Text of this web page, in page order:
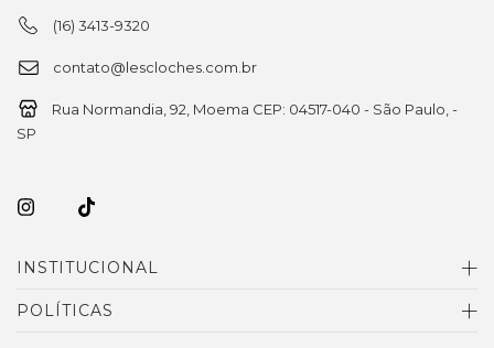
(16) 3413-9320
contato@lescloches.com.br
Rua Normandia, 92, Moema CEP: 04517-040 - São Paulo, -
SP
INSTITUCIONAL
POLÍTICAS